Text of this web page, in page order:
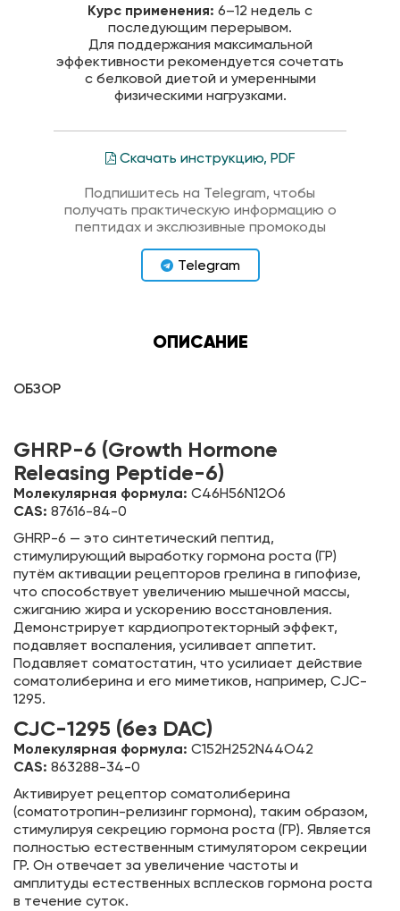
Курс применения: 6–12 недель с
последующим перерывом.
Для поддержания максимальной
эффективности рекомендуется сочетать
с белковой диетой и умеренными
физическими нагрузками.
Скачать инструкцию, PDF
Подпишитесь на Telegram, чтобы
получать практическую информацию о
пептидах и экслюзивные промокоды
Telegram
ОПИСАНИЕ
ОБЗОР
GHRP-6 (Growth Hormone
Releasing Peptide-6)
Молекулярная формула: C46H56N12O6
CAS: 87616-84-0
GHRP-6 — это синтетический пептид,
стимулирующий выработку гормона роста (ГР)
путём активации рецепторов грелина в гипофизе,
что способствует увеличению мышечной массы,
сжиганию жира и ускорению восстановления.
Демонстрирует кардиопротекторный эффект,
подавляет воспаления, усиливает аппетит.
Подавляет соматостатин, что усилиает действие
соматолиберина и его миметиков, например, CJC-
1295.
CJC-1295 (без DAC)
Молекулярная формула: C152H252N44O42
CAS: 863288-34-0
Активирует рецептор соматолиберина
(соматотропин-релизинг гормона), таким образом,
стимулируя секрецию гормона роста (ГР). Является
полностью естественным стимулятором секреции
ГР. Он отвечает за увеличение частоты и
амплитуды естественных всплесков гормона роста
в течение суток.